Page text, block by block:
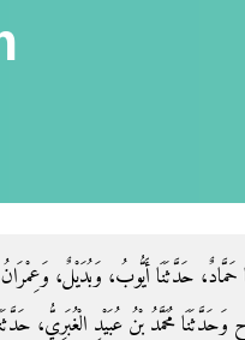
حَدَّثَنَا أَيُّوبُ، وَبُدَيْلٌ،
مُحَمَّدُ بْنُ عُبَيْدٍ الْغُبَرِيُّ،